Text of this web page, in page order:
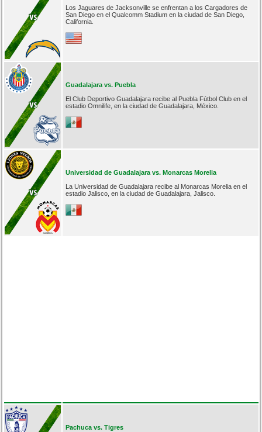
Los Jaguares de Jacksonville se enfrentan a los Cargadores de
San Diego en el Qualcomm Stadium en la ciudad de San Diego,
California.
Guadalajara vs. Puebla
El Club Deportivo Guadalajara recibe al Puebla Fútbol Club en el
estadio Omnilife, en la ciudad de Guadalajara, México.
Universidad de Guadalajara vs. Monarcas Morelia
La Universidad de Guadalajara recibe al Monarcas Morelia en el
estadio Jalisco, en la ciudad de Guadalajara, Jalisco.
Pachuca vs. Tigres